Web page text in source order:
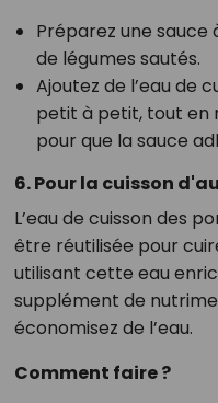
Préparez une sauce
de légumes sautés.
Ajoutez de l’eau de
petit à petit, tout en
pour que la sauce
6. Pour la cuisson
L’eau de cuisson des
être réutilisée pour
utilisant cette eau
supplément de
économisez de l’eau.
Comment faire ?